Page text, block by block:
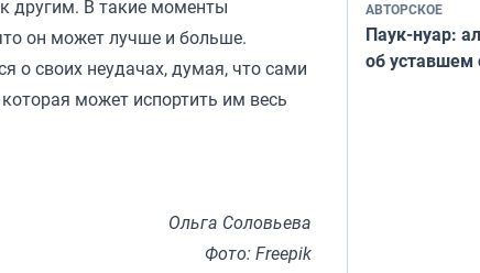
другим. В такие моменты
он может лучше и больше.
о своих неудачах, думая, что сами
может испортить им весь
Ольга Соловьева
Фото: Freepik
АВТОРСКОЕ
Паук-нуар:
об уставшем